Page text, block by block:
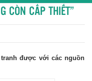
CÒN CẤP THIẾT”
được với các nguồn